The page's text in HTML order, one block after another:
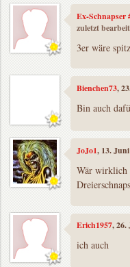
Ex-Schnapser
zuletzt
3er wäre
Bienchen73,
Bin auch
JoJo1, 13.
Wär wirklich
Erich1957, 26.
ich auch